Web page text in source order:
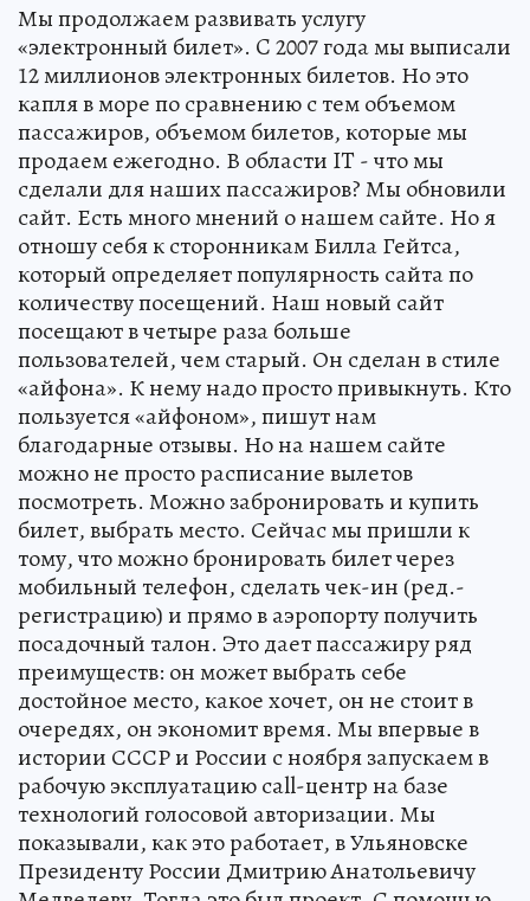
Мы продолжаем развивать услугу
«электронный билет». C 2007 года мы выписали
12 миллионов электронных билетов. Но это
капля в море по сравнению с тем объемом
пассажиров, объемом билетов, которые мы
продаем ежегодно. В области IT - что мы
сделали для наших пассажиров? Мы обновили
сайт. Есть много мнений о нашем сайте. Но я
отношу себя к сторонникам Билла Гейтса,
который определяет популярность сайта по
количеству посещений. Наш новый сайт
посещают в четыре раза больше
пользователей, чем старый. Он сделан в стиле
«айфона». К нему надо просто привыкнуть. Кто
пользуется «айфоном», пишут нам
благодарные отзывы. Но на нашем сайте
можно не просто расписание вылетов
посмотреть. Можно забронировать и купить
билет, выбрать место. Сейчас мы пришли к
тому, что можно бронировать билет через
мобильный телефон, сделать чек-ин (ред.-
регистрацию) и прямо в аэропорту получить
посадочный талон. Это дает пассажиру ряд
преимуществ: он может выбрать себе
достойное место, какое хочет, он не стоит в
очередях, он экономит время. Мы впервые в
истории СССР и России с ноября запускаем в
рабочую эксплуатацию call-центр на базе
технологий голосовой авторизации. Мы
показывали, как это работает, в Ульяновске
Президенту России Дмитрию Анатольевичу